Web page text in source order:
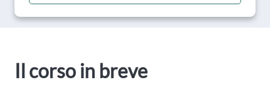
Il corso in breve